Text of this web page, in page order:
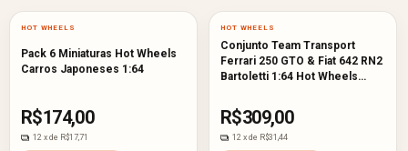
HOT WHEELS
Pack 6 Miniaturas Hot Wheels
Carros Japoneses 1:64
R$174,00
12 x de R$17,71
HOT WHEELS
Conjunto Team Transport
Ferrari 250 GTO & Fiat 642 RN2
Bartoletti 1:64 Hot Wheels
R$309,00
12 x de R$31,44